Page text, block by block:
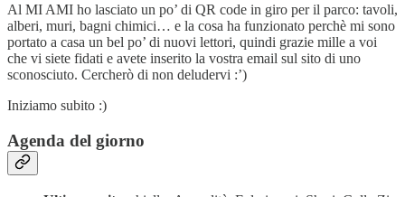
Al MI AMI ho lasciato un po’ di QR code in giro per il parco: tavoli,
alberi, muri, bagni chimici… e la cosa ha funzionato perchè mi sono
portato a casa un bel po’ di nuovi lettori, quindi grazie mille a voi
che vi siete fidati e avete inserito la vostra email sul sito di uno
sconosciuto. Cercherò di non deludervi :’)
Iniziamo subito :)
Agenda del giorno